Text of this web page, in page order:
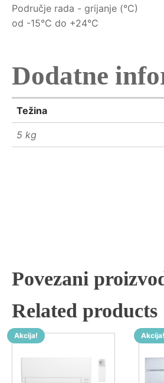
Područje rada - grijanje (°C)
od -15°C do +24°C
Dodatne
Težina
5 kg
Povezani
Related products
Akcija! Akcija!